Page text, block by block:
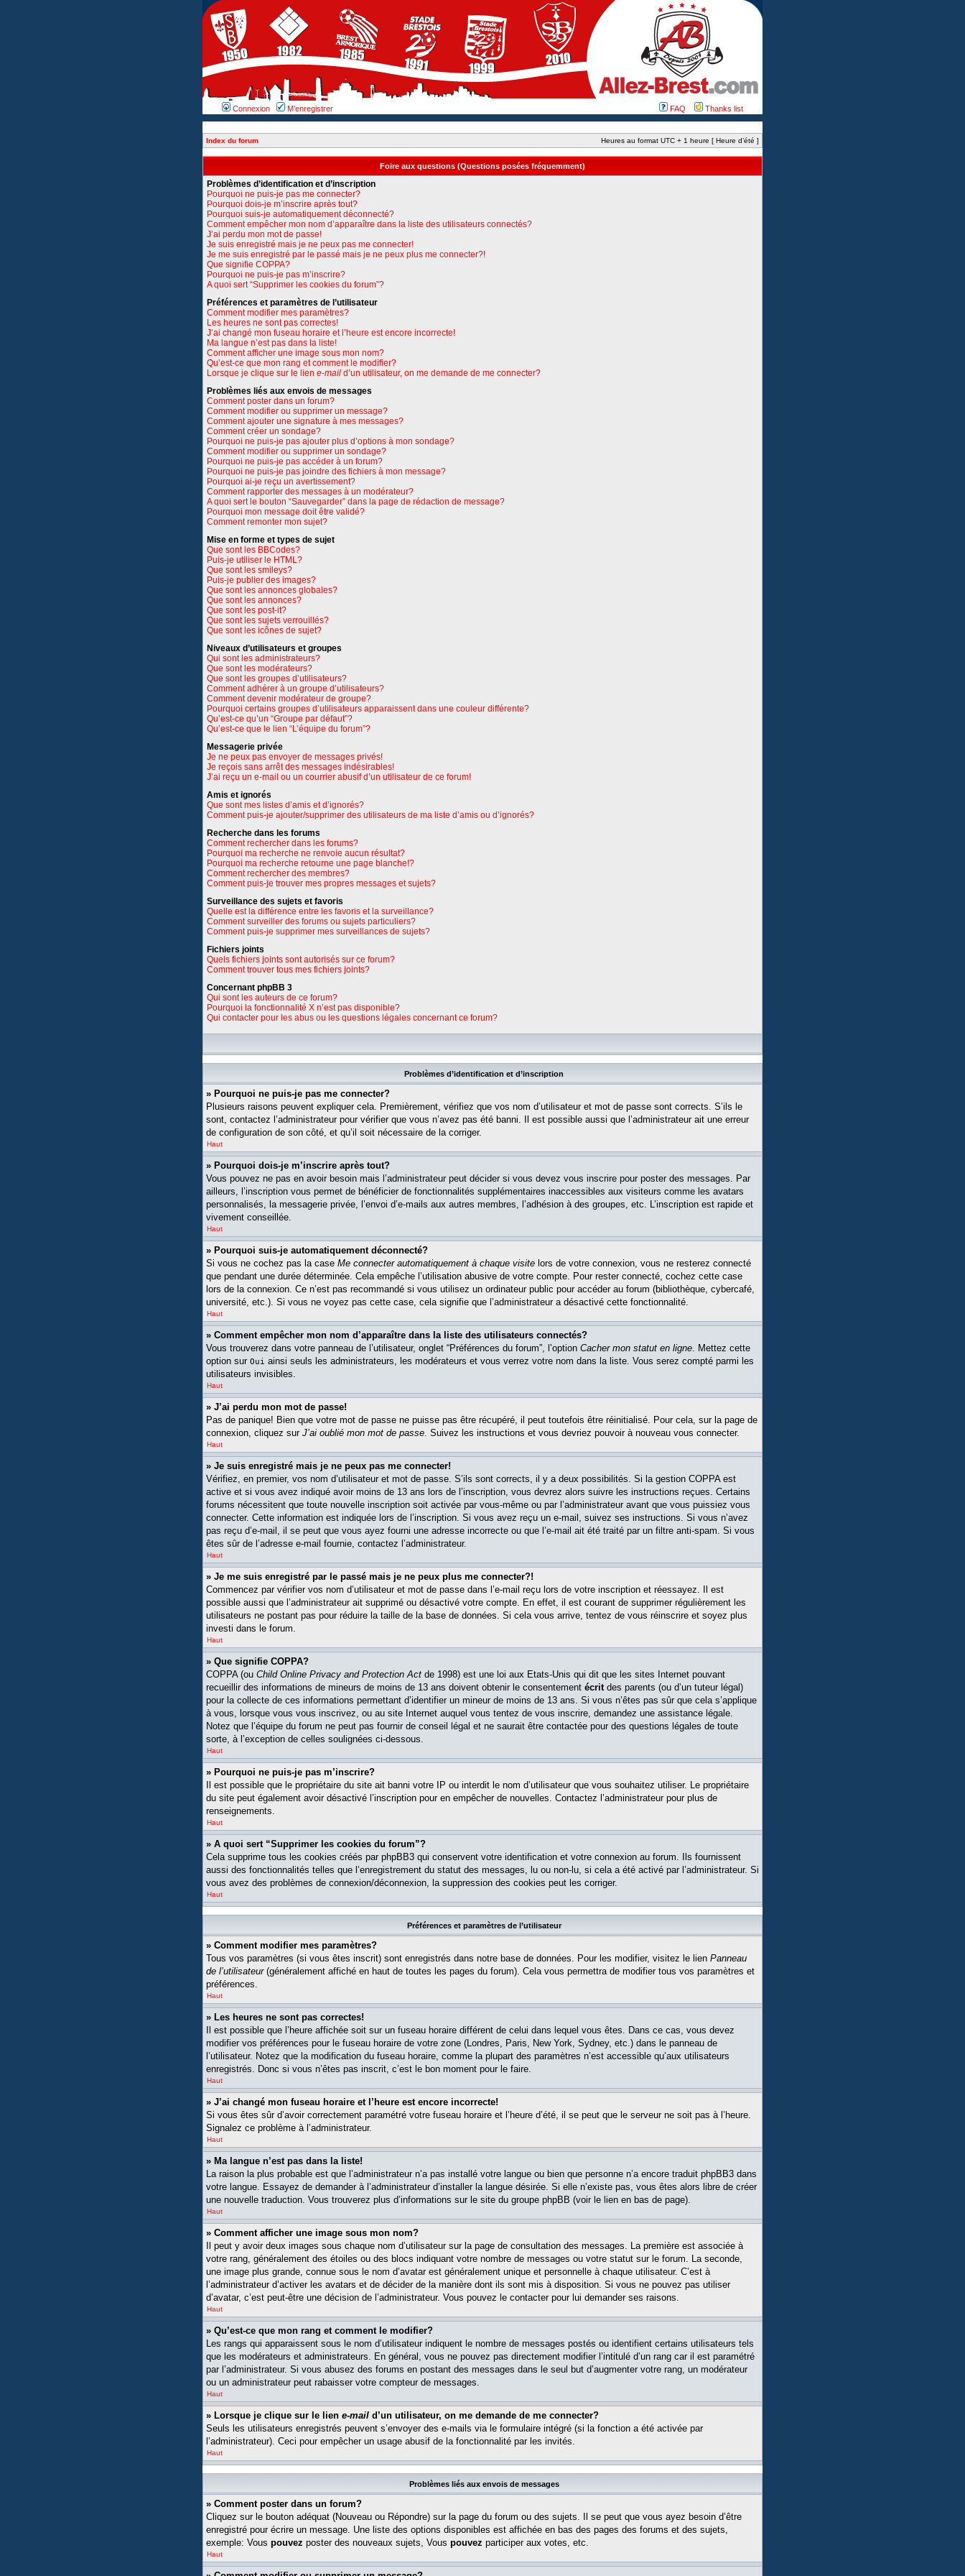
Connexion M’enregistrer FAQ Thanks list
Index du forum Heures au format UTC + 1 heure [ Heure d’été ]
Foire aux questions (Questions posées fréquemment)
Problèmes d’identification et d’inscription
Pourquoi ne puis-je pas me connecter?
Pourquoi dois-je m’inscrire après tout?
Pourquoi suis-je automatiquement déconnecté?
Comment empêcher mon nom d’apparaître dans la liste des utilisateurs connectés?
J’ai perdu mon mot de passe!
Je suis enregistré mais je ne peux pas me connecter!
Je me suis enregistré par le passé mais je ne peux plus me connecter?!
Que signifie COPPA?
Pourquoi ne puis-je pas m’inscrire?
A quoi sert “Supprimer les cookies du forum”?
Préférences et paramètres de l’utilisateur
Comment modifier mes paramètres?
Les heures ne sont pas correctes!
J’ai changé mon fuseau horaire et l’heure est encore incorrecte!
Ma langue n’est pas dans la liste!
Comment afficher une image sous mon nom?
Qu’est-ce que mon rang et comment le modifier?
Lorsque je clique sur le lien e-mail d’un utilisateur, on me demande de me connecter?
Problèmes liés aux envois de messages
Comment poster dans un forum?
Comment modifier ou supprimer un message?
Comment ajouter une signature à mes messages?
Comment créer un sondage?
Pourquoi ne puis-je pas ajouter plus d’options à mon sondage?
Comment modifier ou supprimer un sondage?
Pourquoi ne puis-je pas accéder à un forum?
Pourquoi ne puis-je pas joindre des fichiers à mon message?
Pourquoi ai-je reçu un avertissement?
Comment rapporter des messages à un modérateur?
A quoi sert le bouton “Sauvegarder” dans la page de rédaction de message?
Pourquoi mon message doit être validé?
Comment remonter mon sujet?
Mise en forme et types de sujet
Que sont les BBCodes?
Puis-je utiliser le HTML?
Que sont les smileys?
Puis-je publier des images?
Que sont les annonces globales?
Que sont les annonces?
Que sont les post-it?
Que sont les sujets verrouillés?
Que sont les icônes de sujet?
Niveaux d’utilisateurs et groupes
Qui sont les administrateurs?
Que sont les modérateurs?
Que sont les groupes d’utilisateurs?
Comment adhérer à un groupe d’utilisateurs?
Comment devenir modérateur de groupe?
Pourquoi certains groupes d’utilisateurs apparaissent dans une couleur différente?
Qu’est-ce qu’un “Groupe par défaut”?
Qu’est-ce que le lien “L’équipe du forum”?
Messagerie privée
Je ne peux pas envoyer de messages privés!
Je reçois sans arrêt des messages indésirables!
J’ai reçu un e-mail ou un courrier abusif d’un utilisateur de ce forum!
Amis et ignorés
Que sont mes listes d’amis et d’ignorés?
Comment puis-je ajouter/supprimer des utilisateurs de ma liste d’amis ou d’ignorés?
Recherche dans les forums
Comment rechercher dans les forums?
Pourquoi ma recherche ne renvoie aucun résultat?
Pourquoi ma recherche retourne une page blanche!?
Comment rechercher des membres?
Comment puis-je trouver mes propres messages et sujets?
Surveillance des sujets et favoris
Quelle est la différence entre les favoris et la surveillance?
Comment surveiller des forums ou sujets particuliers?
Comment puis-je supprimer mes surveillances de sujets?
Fichiers joints
Quels fichiers joints sont autorisés sur ce forum?
Comment trouver tous mes fichiers joints?
Concernant phpBB 3
Qui sont les auteurs de ce forum?
Pourquoi la fonctionnalité X n’est pas disponible?
Qui contacter pour les abus ou les questions légales concernant ce forum?
Problèmes d’identification et d’inscription
» Pourquoi ne puis-je pas me connecter?
Plusieurs raisons peuvent expliquer cela. Premièrement, vérifiez que vos nom d’utilisateur et mot de passe sont corrects. S’ils le
sont, contactez l’administrateur pour vérifier que vous n’avez pas été banni. Il est possible aussi que l’administrateur ait une erreur
de configuration de son côté, et qu’il soit nécessaire de la corriger.
Haut
» Pourquoi dois-je m’inscrire après tout?
Vous pouvez ne pas en avoir besoin mais l’administrateur peut décider si vous devez vous inscrire pour poster des messages. Par
ailleurs, l’inscription vous permet de bénéficier de fonctionnalités supplémentaires inaccessibles aux visiteurs comme les avatars
personnalisés, la messagerie privée, l’envoi d’e-mails aux autres membres, l’adhésion à des groupes, etc. L’inscription est rapide et
vivement conseillée.
Haut
» Pourquoi suis-je automatiquement déconnecté?
Si vous ne cochez pas la case Me connecter automatiquement à chaque visite lors de votre connexion, vous ne resterez connecté
que pendant une durée déterminée. Cela empêche l’utilisation abusive de votre compte. Pour rester connecté, cochez cette case
lors de la connexion. Ce n’est pas recommandé si vous utilisez un ordinateur public pour accéder au forum (bibliothèque, cybercafé,
université, etc.). Si vous ne voyez pas cette case, cela signifie que l’administrateur a désactivé cette fonctionnalité.
Haut
» Comment empêcher mon nom d’apparaître dans la liste des utilisateurs connectés?
Vous trouverez dans votre panneau de l’utilisateur, onglet “Préférences du forum”, l’option Cacher mon statut en ligne. Mettez cette
option sur Oui ainsi seuls les administrateurs, les modérateurs et vous verrez votre nom dans la liste. Vous serez compté parmi les
utilisateurs invisibles.
Haut
» J’ai perdu mon mot de passe!
Pas de panique! Bien que votre mot de passe ne puisse pas être récupéré, il peut toutefois être réinitialisé. Pour cela, sur la page de
connexion, cliquez sur J’ai oublié mon mot de passe. Suivez les instructions et vous devriez pouvoir à nouveau vous connecter.
Haut
» Je suis enregistré mais je ne peux pas me connecter!
Vérifiez, en premier, vos nom d’utilisateur et mot de passe. S’ils sont corrects, il y a deux possibilités. Si la gestion COPPA est
active et si vous avez indiqué avoir moins de 13 ans lors de l’inscription, vous devrez alors suivre les instructions reçues. Certains
forums nécessitent que toute nouvelle inscription soit activée par vous-même ou par l’administrateur avant que vous puissiez vous
connecter. Cette information est indiquée lors de l’inscription. Si vous avez reçu un e-mail, suivez ses instructions. Si vous n’avez
pas reçu d’e-mail, il se peut que vous ayez fourni une adresse incorrecte ou que l’e-mail ait été traité par un filtre anti-spam. Si vous
êtes sûr de l’adresse e-mail fournie, contactez l’administrateur.
Haut
» Je me suis enregistré par le passé mais je ne peux plus me connecter?!
Commencez par vérifier vos nom d’utilisateur et mot de passe dans l’e-mail reçu lors de votre inscription et réessayez. Il est
possible aussi que l’administrateur ait supprimé ou désactivé votre compte. En effet, il est courant de supprimer régulièrement les
utilisateurs ne postant pas pour réduire la taille de la base de données. Si cela vous arrive, tentez de vous réinscrire et soyez plus
investi dans le forum.
Haut
» Que signifie COPPA?
COPPA (ou Child Online Privacy and Protection Act de 1998) est une loi aux Etats-Unis qui dit que les sites Internet pouvant
recueillir des informations de mineurs de moins de 13 ans doivent obtenir le consentement écritdes parents (ou d’un tuteur légal)
pour la collecte de ces informations permettant d’identifier un mineur de moins de 13 ans. Si vous n’êtes pas sûr que cela s’applique
à vous, lorsque vous vous inscrivez, ou au site Internet auquel vous tentez de vous inscrire, demandez une assistance légale.
Notez que l’équipe du forum ne peut pas fournir de conseil légal et ne saurait être contactée pour des questions légales de toute
sorte, à l’exception de celles soulignées ci-dessous.
Haut
» Pourquoi ne puis-je pas m’inscrire?
Il est possible que le propriétaire du site ait banni votre IP ou interdit le nom d’utilisateur que vous souhaitez utiliser. Le propriétaire
du site peut également avoir désactivé l’inscription pour en empêcher de nouvelles. Contactez l’administrateur pour plus de
renseignements.
Haut
» A quoi sert “Supprimer les cookies du forum”?
Cela supprime tous les cookies créés par phpBB3 qui conservent votre identification et votre connexion au forum. Ils fournissent
aussi des fonctionnalités telles que l’enregistrement du statut des messages, lu ou non-lu, si cela a été activé par l’administrateur. Si
vous avez des problèmes de connexion/déconnexion, la suppression des cookies peut les corriger.
Haut
Préférences et paramètres de l’utilisateur
» Comment modifier mes paramètres?
Tous vos paramètres (si vous êtes inscrit) sont enregistrés dans notre base de données. Pour les modifier, visitez le lien Panneau
de l’utilisateur(généralement affiché en haut de toutes les pages du forum). Cela vous permettra de modifier tous vos paramètres et
préférences.
Haut
» Les heures ne sont pas correctes!
Il est possible que l’heure affichée soit sur un fuseau horaire différent de celui dans lequel vous êtes. Dans ce cas, vous devez
modifier vos préférences pour le fuseau horaire de votre zone (Londres, Paris, New York, Sydney, etc.) dans le panneau de
l’utilisateur. Notez que la modification du fuseau horaire, comme la plupart des paramètres n’est accessible qu’aux utilisateurs
enregistrés. Donc si vous n’êtes pas inscrit, c’est le bon moment pour le faire.
Haut
» J’ai changé mon fuseau horaire et l’heure est encore incorrecte!
Si vous êtes sûr d’avoir correctement paramétré votre fuseau horaire et l’heure d’été, il se peut que le serveur ne soit pas à l’heure.
Signalez ce problème à l’administrateur.
Haut
» Ma langue n’est pas dans la liste!
La raison la plus probable est que l’administrateur n’a pas installé votre langue ou bien que personne n’a encore traduit phpBB3 dans
votre langue. Essayez de demander à l’administrateur d’installer la langue désirée. Si elle n’existe pas, vous êtes alors libre de créer
une nouvelle traduction. Vous trouverez plus d’informations sur le site du groupe phpBB (voir le lien en bas de page).
Haut
» Comment afficher une image sous mon nom?
Il peut y avoir deux images sous chaque nom d’utilisateur sur la page de consultation des messages. La première est associée à
votre rang, généralement des étoiles ou des blocs indiquant votre nombre de messages ou votre statut sur le forum. La seconde,
une image plus grande, connue sous le nom d’avatar est généralement unique et personnelle à chaque utilisateur. C’est à
l’administrateur d’activer les avatars et de décider de la manière dont ils sont mis à disposition. Si vous ne pouvez pas utiliser
d’avatar, c’est peut-être une décision de l’administrateur. Vous pouvez le contacter pour lui demander ses raisons.
Haut
» Qu’est-ce que mon rang et comment le modifier?
Les rangs qui apparaissent sous le nom d’utilisateur indiquent le nombre de messages postés ou identifient certains utilisateurs tels
que les modérateurs et administrateurs. En général, vous ne pouvez pas directement modifier l’intitulé d’un rang car il est paramétré
par l’administrateur. Si vous abusez des forums en postant des messages dans le seul but d’augmenter votre rang, un modérateur
ou un administrateur peut rabaisser votre compteur de messages.
Haut
» Lorsque je clique sur le lien e-mail d’un utilisateur, on me demande de me connecter?
Seuls les utilisateurs enregistrés peuvent s’envoyer des e-mails via le formulaire intégré (si la fonction a été activée par
l’administrateur). Ceci pour empêcher un usage abusif de la fonctionnalité par les invités.
Haut
Problèmes liés aux envois de messages
» Comment poster dans un forum?
Cliquez sur le bouton adéquat (Nouveau ou Répondre) sur la page du forum ou des sujets. Il se peut que vous ayez besoin d’être
enregistré pour écrire un message. Une liste des options disponibles est affichée en bas des pages des forums et des sujets,
exemple: Vous pouvez poster des nouveaux sujets, Vous pouvez participer aux votes, etc.
Haut